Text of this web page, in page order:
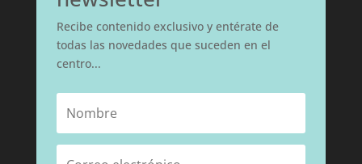
Recibe contenido exclusivo y entérate de
todas las novedades que suceden en el
centro...